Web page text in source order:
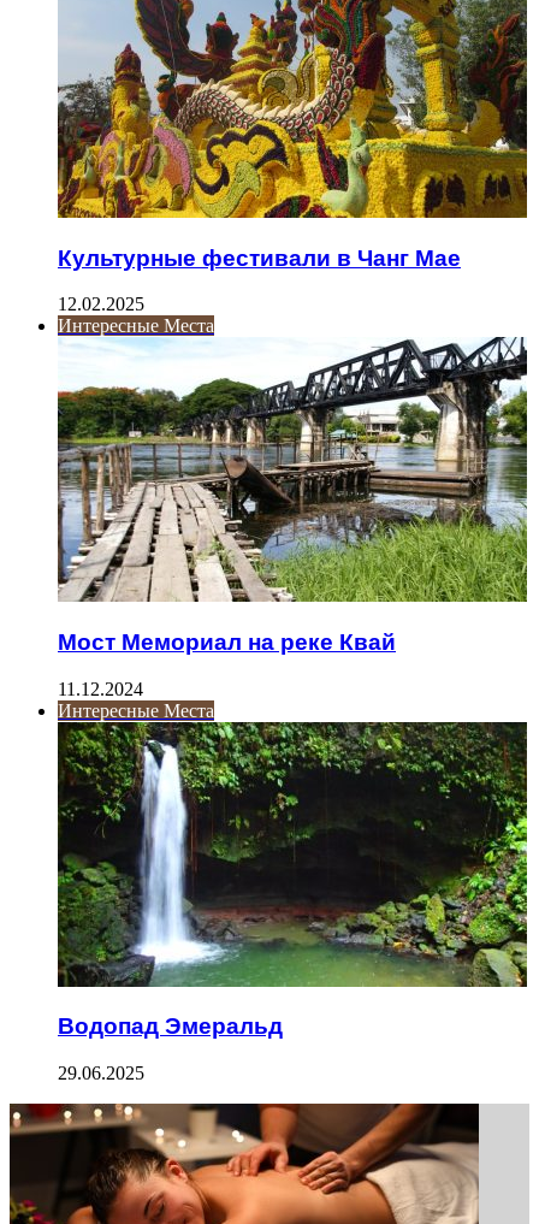
Культурные фестивали в Чанг Мае
12.02.2025
Интересные Места
Мост Мемориал на реке Квай
11.12.2024
Интересные Места
Водопад Эмеральд
29.06.2025